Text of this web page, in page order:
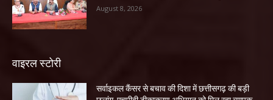
August 8, 2026
वाइरल स्टोरी
सर्वाइकल कैंसर से बचाव की दिशा में छत्तीसगढ़ की बड़ी